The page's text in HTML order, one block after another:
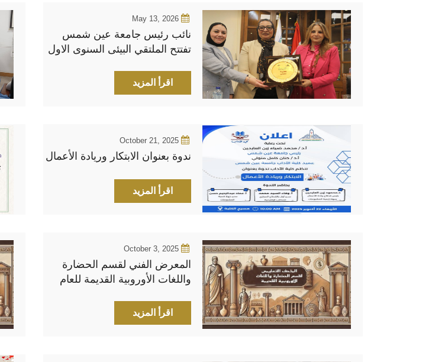
May 13, 2026
نائب رئيس جامعة عين شمس
تفتتح الملتقي البيئى السنوى الاول
اقرأ المزيد
October 21, 2025
ندوة بعنوان الابتكار وريادة الأعمال
اقرأ المزيد
October 3, 2025
المعرض الفني لقسم الحضارة
واللغات الأوروبية القديمة للعام
اقرأ المزيد